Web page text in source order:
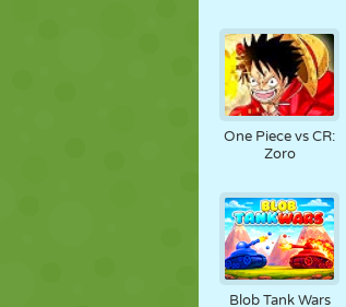
One Piece vs CR:
Zoro
Blob Tank Wars